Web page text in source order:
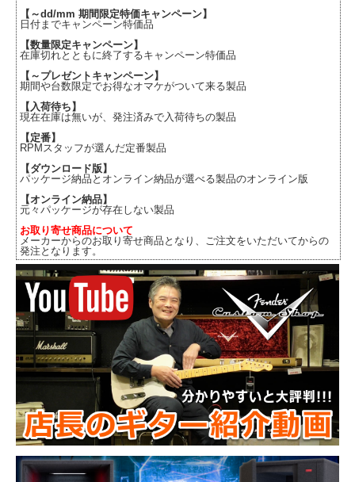
【～dd/mm 期間限定特価キャンペーン】
日付までキャンペーン特価品
【数量限定キャンペーン】
在庫切れとともに終了するキャンペーン特価品
【～プレゼントキャンペーン】
期間や台数限定でお得なオマケがついて来る製品
【入荷待ち】
現在在庫は無いが、発注済みで入荷待ちの製品
【定番】
RPMスタッフが選んだ定番製品
【ダウンロード版】
パッケージ納品とオンライン納品が選べる製品のオンライン版
【オンライン納品】
元々パッケージが存在しない製品
お取り寄せ商品について
メーカーからのお取り寄せ商品となり、ご注文をいただいてからの
発注となります。